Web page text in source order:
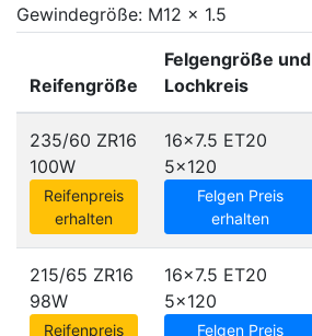
Gewindegröße: M12 x 1.5
Reifengröße
Felgengröße und
Lochkreis
235/60 ZR16
100W
Reifenpreis
erhalten
16x7.5 ET20
5x120
Felgen Preis
erhalten
215/65 ZR16
98W
Reifenpreis
16x7.5 ET20
5x120
Felgen Preis